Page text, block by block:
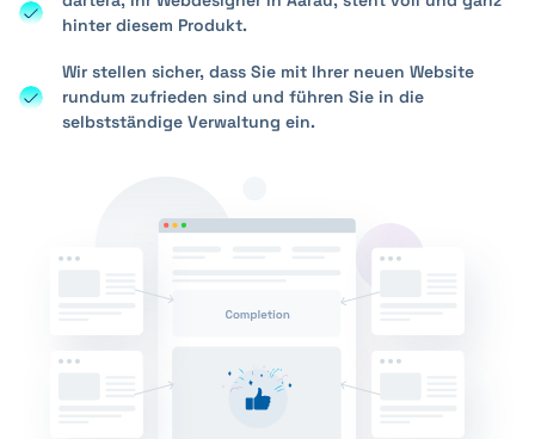
hinter diesem Produkt.
Wir stellen sicher, dass Sie mit Ihrer neuen Website
rundum zufrieden sind und führen Sie in die
selbstständige Verwaltung ein.